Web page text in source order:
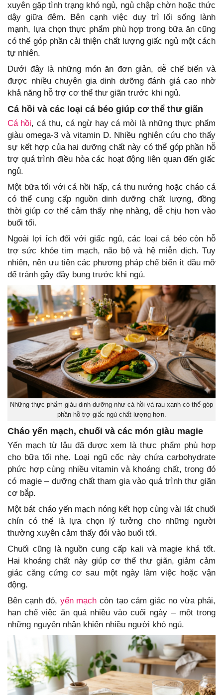
xuyên gặp tình trạng khó ngủ, ngủ chập chờn hoặc thức
dậy giữa đêm. Bên cạnh việc duy trì lối sống lành
mạnh, lựa chọn thực phẩm phù hợp trong bữa ăn cũng
có thể góp phần cải thiện chất lượng giấc ngủ một cách
tự nhiên.
Dưới đây là những món ăn đơn giản, dễ chế biến và
được nhiều chuyên gia dinh dưỡng đánh giá cao nhờ
khả năng hỗ trợ cơ thể thư giãn trước khi ngủ.
Cá hồi và các loại cá béo giúp cơ thể thư giãn
Cá hồi, cá thu, cá ngừ hay cá mòi là những thực phẩm
giàu omega-3 và vitamin D. Nhiều nghiên cứu cho thấy
sự kết hợp của hai dưỡng chất này có thể góp phần hỗ
trợ quá trình điều hòa các hoạt động liên quan đến giấc
ngủ.
Một bữa tối với cá hồi hấp, cá thu nướng hoặc cháo cá
có thể cung cấp nguồn dinh dưỡng chất lượng, đồng
thời giúp cơ thể cảm thấy nhẹ nhàng, dễ chịu hơn vào
buổi tối.
Ngoài lợi ích đối với giấc ngủ, các loại cá béo còn hỗ
trợ sức khỏe tim mạch, não bộ và hệ miễn dịch. Tuy
nhiên, nên ưu tiên các phương pháp chế biến ít dầu mỡ
để tránh gây đầy bụng trước khi ngủ.
Những thực phẩm giàu dinh dưỡng như cá hồi và rau xanh có thể góp
phần hỗ trợ giấc ngủ chất lượng hơn.
Cháo yến mạch, chuối và các món giàu magie
Yến mạch từ lâu đã được xem là thực phẩm phù hợp
cho bữa tối nhẹ. Loại ngũ cốc này chứa carbohydrate
phức hợp cùng nhiều vitamin và khoáng chất, trong đó
có magie – dưỡng chất tham gia vào quá trình thư giãn
cơ bắp.
Một bát cháo yến mạch nóng kết hợp cùng vài lát chuối
chín có thể là lựa chọn lý tưởng cho những người
thường xuyên cảm thấy đói vào buổi tối.
Chuối cũng là nguồn cung cấp kali và magie khá tốt.
Hai khoáng chất này giúp cơ thể thư giãn, giảm cảm
giác căng cứng cơ sau một ngày làm việc hoặc vận
động.
Bên cạnh đó,yến mạch còn tạo cảm giác no vừa phải,
hạn chế việc ăn quá nhiều vào cuối ngày – một trong
những nguyên nhân khiến nhiều người khó ngủ.